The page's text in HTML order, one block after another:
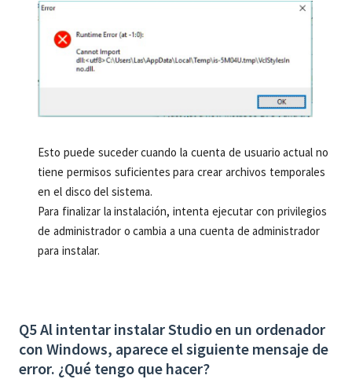
Esto puede suceder cuando la cuenta de usuario actual no
tiene permisos suficientes para crear archivos temporales
en el disco del sistema.
Para finalizar la instalación, intenta ejecutar con privilegios
de administrador o cambia a una cuenta de administrador
para instalar.
Q5 Al intentar instalar Studio en un ordenador
con Windows, aparece el siguiente mensaje de
error. ¿Qué tengo que hacer?